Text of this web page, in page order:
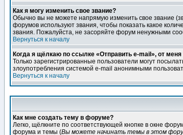
Как я могу изменить свое звание?
Обычно вы не можете напрямую изменить свое звание
форумов используют звания, чтобы показать какое
звания. Пожалуйста, не засоряйте форум ненужными
Вернуться к началу
Когда я щёлкаю по ссылке «Отправить e-mail», от меня
Только зарегистрированные пользователи могут
злоупотребления системой e-mail анонимными
Вернуться к началу
Как мне создать тему в форуме?
Легко, щёлкните по соответствующей кнопке в окне
форума и темы (Вы можете начинать темы в этом